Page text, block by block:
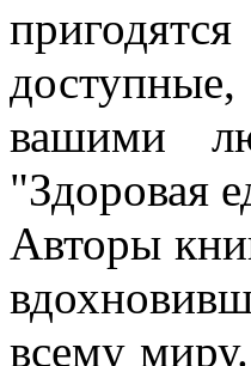
вашими
"Здоровая
Авторы
всему